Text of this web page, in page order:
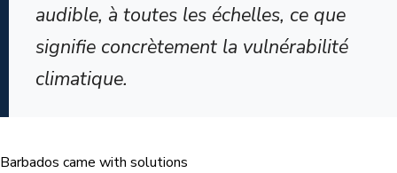
audible, à toutes les échelles, ce que
signifie concrètement la vulnérabilité
climatique.
Barbados came with solutions